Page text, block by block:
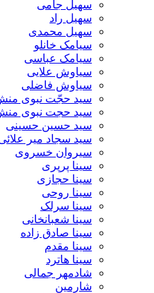
سهیل جامی
سهیل راد
سهیل محمدی
سیامک خانلو
سیامک عباسی
سیاوش علایی
سیاوش فاضلی
سید حجّت نبوی منش «کاوه»
سید حجت نبوی منش ( کاوه )
سید حسین حسینى
سید سجاد میر علائی
سیروان خسروی
سینا پرپری
سینا حجازی
سینا روحی
سینا سرلک
سینا شعبانخانی
سینا صادق زاده
سینا مقدم
سینا هاترد
شادمهر جمالی
شارمین